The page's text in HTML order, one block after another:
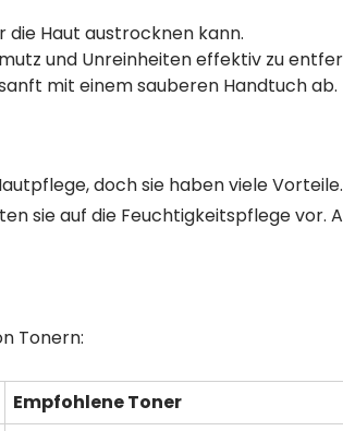
die Haut austrocknen kann.
und Unreinheiten effektiv zu
mit einem sauberen Handtuch ab.
doch sie haben viele
sie auf die Feuchtigkeitspflege vor.
Tonern:
Empfohlene Toner